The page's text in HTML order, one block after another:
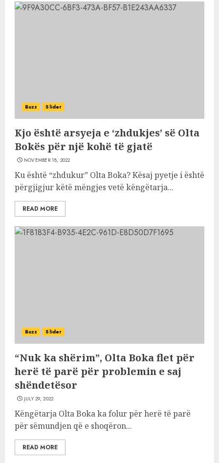
Buzz Slider
Kjo është arsyeja e ‘zhdukjes’ së Olta
Bokës për një kohë të gjatë
NOVEMBER 18, 2022
Ku është “zhdukur” Olta Boka? Kësaj pyetje i është
përgjigjur këtë mëngjes vetë këngëtarja...
READ MORE
Buzz Slider
“Nuk ka shërim”, Olta Boka flet për
herë të parë për problemin e saj
shëndetësor
JULY 29, 2022
Këngëtarja Olta Boka ka folur për herë të parë
për sëmundjen që e shoqëron...
READ MORE